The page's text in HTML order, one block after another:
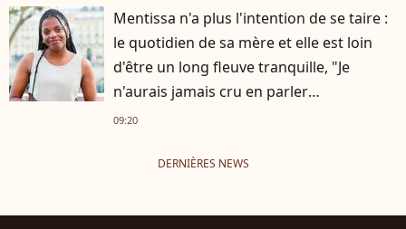
Mentissa n'a plus l'intention de se taire :
le quotidien de sa mère et elle est loin
d'être un long fleuve tranquille, "Je
n'aurais jamais cru en parler
publiquement"
09:20
DERNIÈRES NEWS